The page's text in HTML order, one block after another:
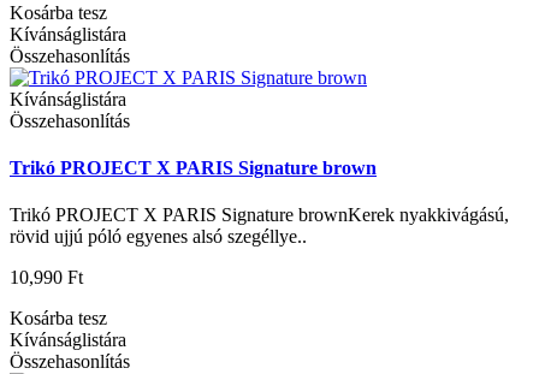
Kosárba tesz
Kívánságlistára
Összehasonlítás
Kívánságlistára
Összehasonlítás
Trikó PROJECT X PARIS Signature brown
Trikó PROJECT X PARIS Signature brownKerek nyakkivágású,
rövid ujjú póló egyenes alsó szegéllye..
10,990 Ft
Kosárba tesz
Kívánságlistára
Összehasonlítás